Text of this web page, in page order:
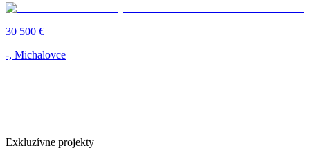
30 500 €
-, Michalovce
Exkluzívne projekty